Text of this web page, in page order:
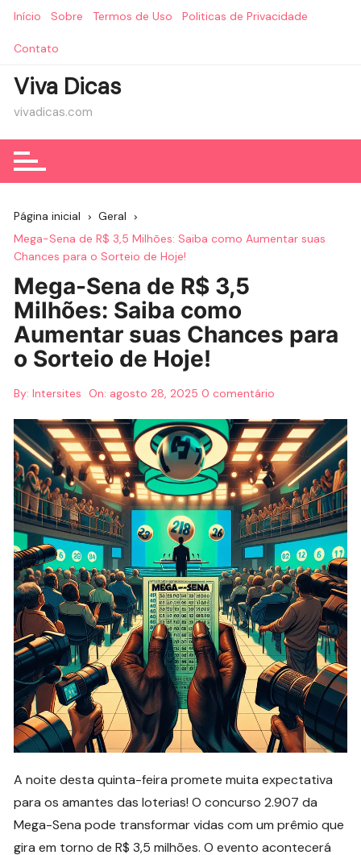
Início Sobre Termos de Uso Politicas de Privacidade
Contato
Viva Dicas
vivadicas.com
Página inicial
Geral
Mega-Sena de R$ 3,5 Milhões: Saiba como Aumentar suas
Chances para o Sorteio de Hoje!
Mega-Sena de R$ 3,5
Milhões: Saiba como
Aumentar suas Chances para
o Sorteio de Hoje!
By: Intersites On: agosto 28, 2025 0 comentário
A noite desta quinta-feira promete muita expectativa
para os amantes das loterias! O concurso 2.907 da
Mega-Sena pode transformar vidas com um prêmio que
gira em torno de R$ 3,5 milhões. O evento acontecerá